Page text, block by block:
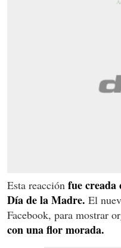
Esta reacción fue creada
Día de la Madre. El
Facebook, para mostrar
con una flor morada.